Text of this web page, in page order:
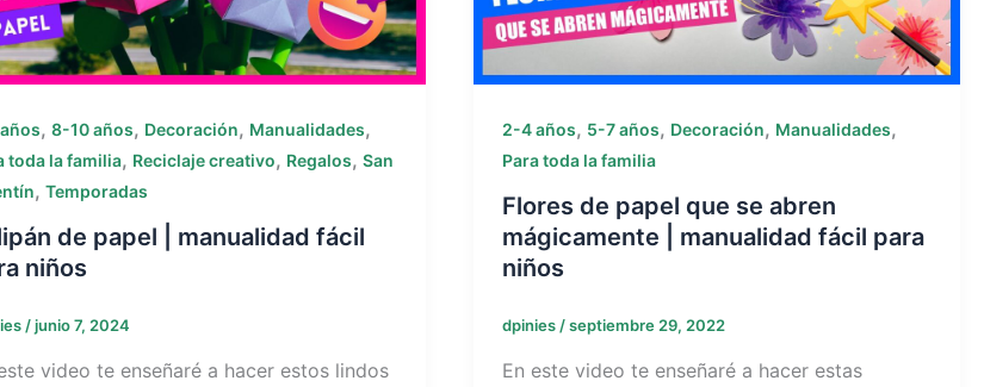
, 8-10 años, Decoración, Manualidades,
toda la familia, Reciclaje creativo, Regalos, San
, Temporadas
de papel | manualidad fácil
niños
/junio 7, 2024
video te enseñaré a hacer estos lindos
2-4 años, 5-7 años, Decoración, Manualidades,
Para toda la familia
Flores de papel que se abren
mágicamente | manualidad fácil para
niños
dpinies/septiembre 29, 2022
En este video te enseñaré a hacer estas